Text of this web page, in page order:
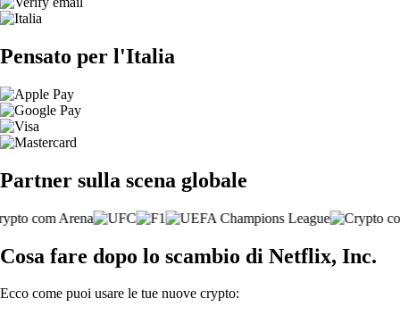
Pensato per l'Italia
Partner sulla scena globale
Cosa fare dopo lo scambio di Netflix, Inc.
Ecco come puoi usare le tue nuove crypto: